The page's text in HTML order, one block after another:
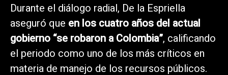
Durante el diálogo radial, De la Espriella
aseguró que en los cuatro años del actual
gobierno “se robaron a Colombia”, calificando
el periodo como uno de los más críticos en
materia de manejo de los recursos públicos.